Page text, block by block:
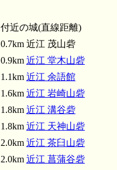
付近の城(直線距離)
0.7km 近江 茂山砦
0.9km 近江 堂木山砦
1.1km 近江 余語館
1.6km 近江 岩崎山砦
1.8km 近江 溝谷砦
1.8km 近江 天神山砦
2.0km 近江 茶臼山砦
2.0km 近江 菖蒲谷砦